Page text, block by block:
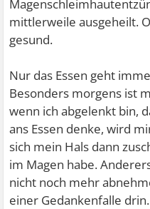
mittlerweile ausgeheilt.
gesund.
Nur das Essen geht
Besonders morgens ist
wenn ich abgelenkt bin,
ans Essen denke, wird
sich mein Hals dann
im Magen habe.
nicht noch mehr
einer Gedankenfalle